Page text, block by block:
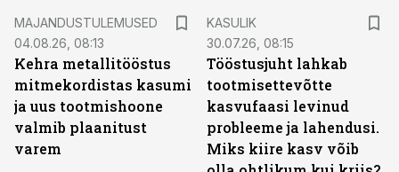
MAJANDUSTULEMUSED
04.08.26, 08:13
Kehra metallitööstus
mitmekordistas kasumi
ja uus tootmishoone
valmib plaanitust
varem
KASULIK
30.07.26, 08:15
Tööstusjuht lahkab
tootmisettevõtte
kasvufaasi levinud
probleeme ja lahendusi.
Miks kiire kasv võib